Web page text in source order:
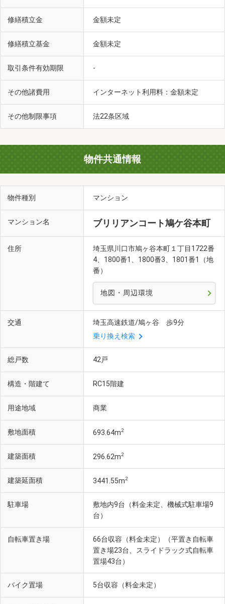
いちごひがし保育園（徒歩8分・約600m）
鳩ヶ谷キッズランド（徒歩10分・約760m）
鳩ケ谷歯科医院（徒歩1分・約80m）
修繕積立金 金額未定
修繕積立基金 金額未定
取引条件有効期限 -
その他諸費用 インターネット利用料：金額未定
その他制限事項 法22条区域
物件共通情報
物件種別 マンション
マンション名 ブリリアンコート鳩ケ谷本町
住所
埼玉県川口市鳩ヶ谷本町１丁目1722番
4、1800番1、1800番3、1801番1（地
番）
地図・周辺環境
交通
埼玉高速鉄道/鳩ヶ谷 歩9分
乗り換え検索
総戸数 42戸
構造・階建て RC15階建
用途地域 商業
敷地面積 693.64m2
建築面積 296.62m2
建築延面積 3441.55m2
駐車場
敷地内9台（料金未定、機械式駐車場9
台）
自転車置き場
66台収容（料金未定）（平置き自転車
置き場23台、スライドラック式自転車
置場43台）
バイク置場 5台収容（料金未定）